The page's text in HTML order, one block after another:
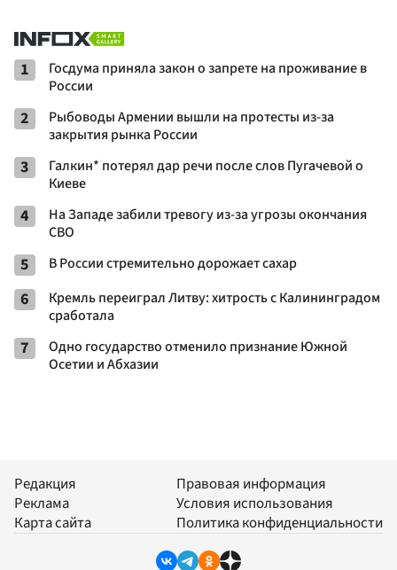
1
Госдума приняла закон о запрете на проживание в
России
2
Рыбоводы Армении вышли на протесты из-за
закрытия рынка России
3
Галкин* потерял дар речи после слов Пугачевой о
Киеве
4
На Западе забили тревогу из-за угрозы окончания
СВО
5 В России стремительно дорожает сахар
6
Кремль переиграл Литву: хитрость с Калининградом
сработала
7
Одно государство отменило признание Южной
Осетии и Абхазии
Редакция
Реклама
Карта сайта
Правовая информация
Условия использования
Политика конфиденциальности